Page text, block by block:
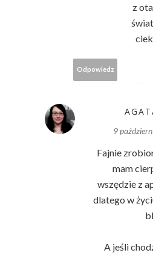
z
Odpowiedz
9
Fajnie
mam
wszędzie z
dlatego w
A jeśli